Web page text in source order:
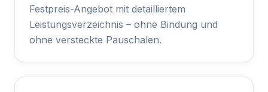
Festpreis-Angebot mit detailliertem
Leistungsverzeichnis – ohne Bindung und
ohne versteckte Pauschalen.